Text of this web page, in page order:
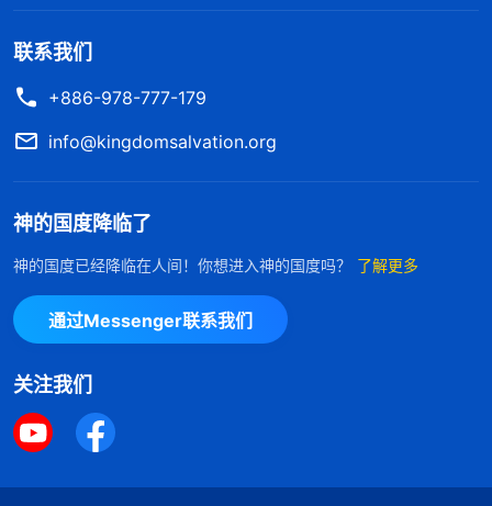
联系我们
+886-978-777-179
info@kingdomsalvation.org
神的国度降临了
神的国度已经降临在人间！你想进入神的国度吗？ 了解更多
通过Messenger联系我们
关注我们